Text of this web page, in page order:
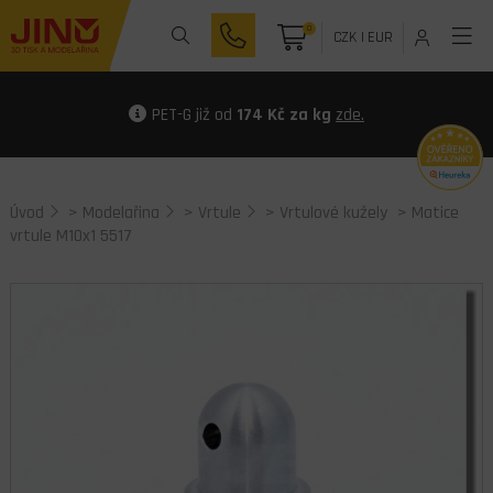
0 CZK| EUR
PET-G již od 174 Kč za kg zde.
Úvod > Modelařina > Vrtule > Vrtulové kužely > Matice
vrtule M10x1 5517